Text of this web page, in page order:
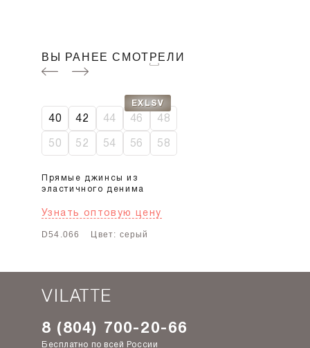
ВЫ РАНЕЕ СМОТРЕЛИ
40 42 44 46 48
50 52 54 56 58
Прямые джинсы из
эластичного денима
Узнать оптовую цену
D54.066 Цвет: серый
EXLSV
8 (804) 700-20-66
Бесплатно по всей России